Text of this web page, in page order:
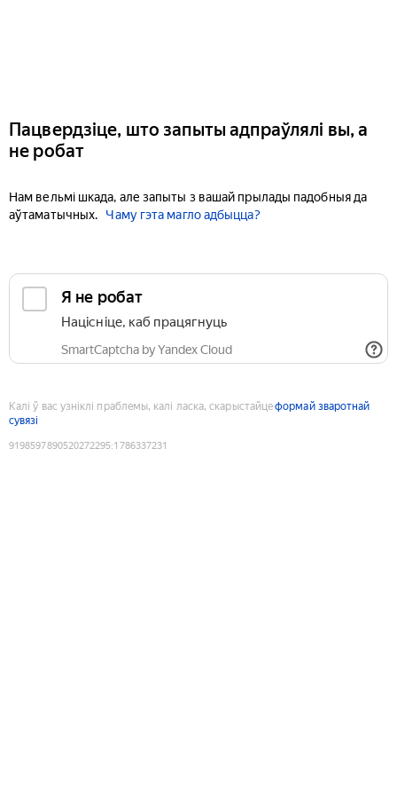
Пацвердзіце, што запыты адпраўлялі вы, а
не робат
Нам вельмі шкада, але запыты з вашай прылады падобныя да
аўтаматычных.
Чаму гэта магло адбыцца?
Я не робат
Націсніце, каб працягнуць
SmartCaptcha by Yandex Cloud
Калі ў вас узніклі праблемы, калі ласка, скарыстайцеформай зваротнай
сувязі
9198597890520272295:1786337231